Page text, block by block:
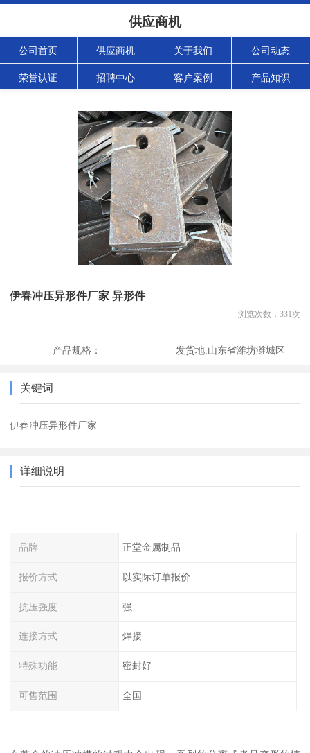
供应商机
公司首页 供应商机 关于我们 公司动态
荣誉认证 招聘中心 客户案例 产品知识
伊春冲压异形件厂家 异形件
浏览次数： 331次
产品规格： 发货地:山东省潍坊潍城区
关键词
伊春冲压异形件厂家
详细说明
品牌 正堂金属制品
报价方式 以实际订单报价
抗压强度 强
连接方式 焊接
特殊功能 密封好
可售范围 全国